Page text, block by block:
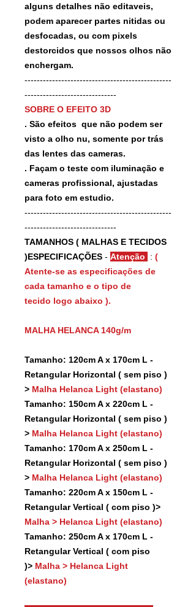
alguns detalhes não editaveis,
podem aparecer partes nitidas ou
desfocadas, ou com pixels
destorcidos que nossos olhos não
enchergam.
------------------------------------------------
------------------------------
SOBRE O EFEITO 3D
. São efeitos que não podem ser
visto a olho nu, somente por trás
das lentes das cameras.
. Façam o teste com iluminação e
cameras profissional, ajustadas
para foto em estudio.
------------------------------------------------
------------------------------
TAMANHOS ( MALHAS E TECIDOS
)ESPECIFICAÇÕES - Atenção : (
Atente-se as especificações de
cada tamanho e o tipo de
tecido logo abaixo ).
MALHA HELANCA 140g/m
Tamanho: 120cm A x 170cm L -
Retangular Horizontal ( sem piso )
> Malha Helanca Light (elastano)
Tamanho: 150cm A x 220cm L -
Retangular Horizontal ( sem piso )
> Malha Helanca Light (elastano)
Tamanho: 170cm A x 250cm L -
Retangular Horizontal ( sem piso )
> Malha Helanca Light (elastano)
Tamanho: 220cm A x 150cm L -
Retangular Vertical ( com piso )>
Malha > Helanca Light (elastano)
Tamanho: 250cm A x 170cm L -
Retangular Vertical ( com piso
)> Malha > Helanca Light
(elastano)